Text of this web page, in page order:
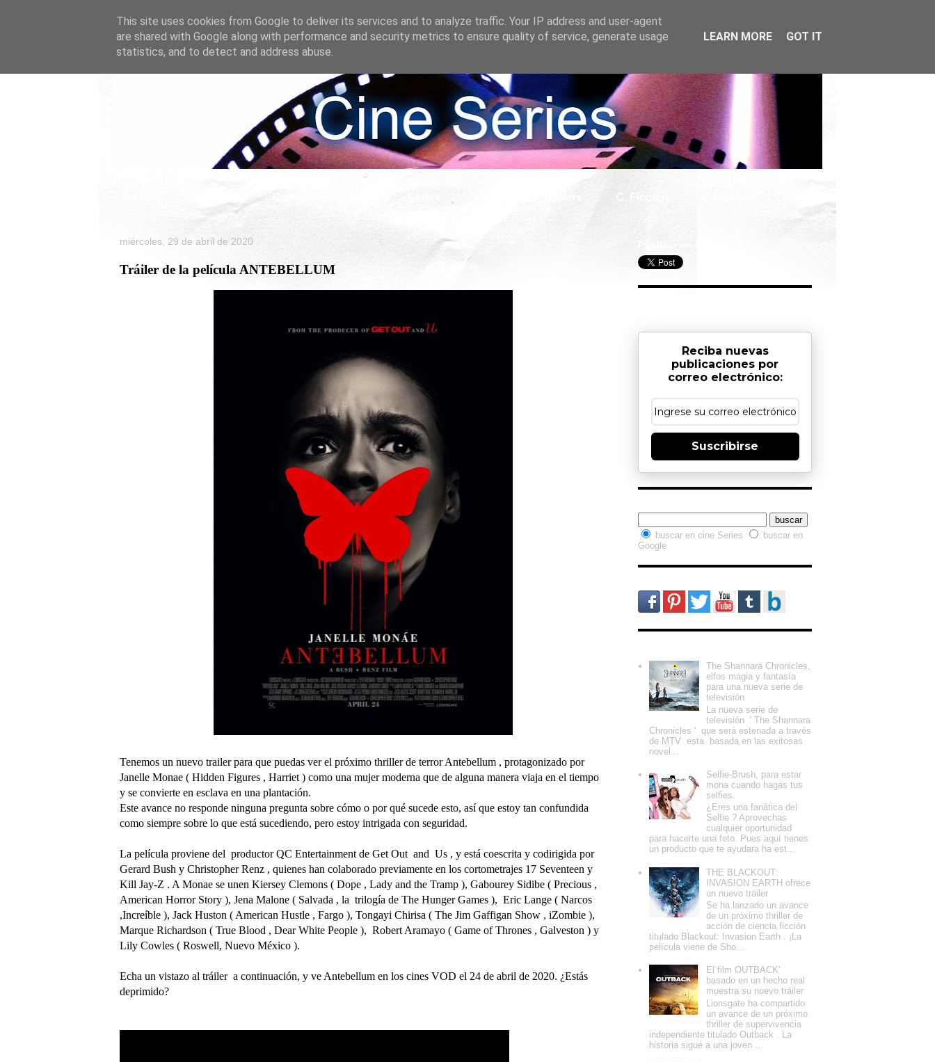
C. Ficción
miércoles, 29 de abril de 2020
Tráiler de la película ANTEBELLUM
Tenemos un nuevo trailer para que puedas ver el próximo thriller de terror Antebellum , protagonizado por
Janelle Monae ( Hidden Figures , Harriet ) como una mujer moderna que de alguna manera viaja en el tiempo
y se convierte en esclava en una plantación.
Este avance no responde ninguna pregunta sobre cómo o por qué sucede esto, así que estoy tan confundida
como siempre sobre lo que está sucediendo, pero estoy intrigada con seguridad.
La película proviene del productor QC Entertainment de Get Out and Us , y está coescrita y codirigida por
Gerard Bush y Christopher Renz , quienes han colaborado previamente en los cortometrajes 17 Seventeen y
Kill Jay-Z . A Monae se unen Kiersey Clemons ( Dope , Lady and the Tramp ), Gabourey Sidibe ( Precious ,
American Horror Story ), Jena Malone ( Salvada , la trilogía de The Hunger Games ), Eric Lange ( Narcos
,Increíble ), Jack Huston ( American Hustle , Fargo ), Tongayi Chirisa ( The Jim Gaffigan Show , iZombie ),
Marque Richardson ( True Blood , Dear White People ), Robert Aramayo ( Game of Thrones , Galveston ) y
Lily Cowles ( Roswell, Nuevo México ).
Echa un vistazo al tráiler a continuación, y ve Antebellum en los cines VOD el 24 de abril de 2020. ¿Estás
deprimido?
Reciba nuevas
publicaciones por
correo electrónico:
Suscribirse
buscar en cine Series
buscar en
Google
The Shannara Chronicles,
elfos magia y fantasía
para una nueva serie de
televisión
La nueva serie de
televisión ' The Shannara
Chronicles ' que será estenada a través
de MTV esta basada en las exitosas
novel...
Selfie-Brush, para estar
mona cuando hagas tus
selfies.
¿Eres una fanática del
Selfie ? Aprovechas
cualquier oportunidad
para hacerte una foto. Pues aquí tienes
un producto que te ayudara ha est...
THE BLACKOUT:
INVASION EARTH ofrece
un nuevo tráiler
Se ha lanzado un avance
de un próximo thriller de
acción de ciencia ficción
titulado Blackout: Invasion Earth . ¡La
película viene de Sho...
El film OUTBACK'
basado en un hecho real
muestra su nuevo tráiler
Lionsgate ha compartido
un avance de un próximo
thriller de supervivencia
independiente titulado Outback . La
historia sigue a una joven ...
This site uses cookies from Google to deliver its services and to analyze traffic. Your IP address and user-agent
are shared with Google along with performance and security metrics to ensure quality of service, generate usage
statistics, and to detect and address abuse.
LEARN MORE GOT IT